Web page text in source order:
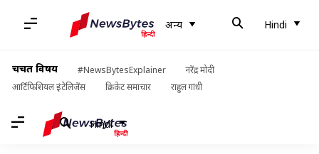
अन्य Hindi
चर्चित विषय #NewsBytesExplainer
नरेंद्र मोदी
आर्टिफिशियल इंटेलिजेंस
क्रिकेट समाचार राहुल गांधी
Hindi